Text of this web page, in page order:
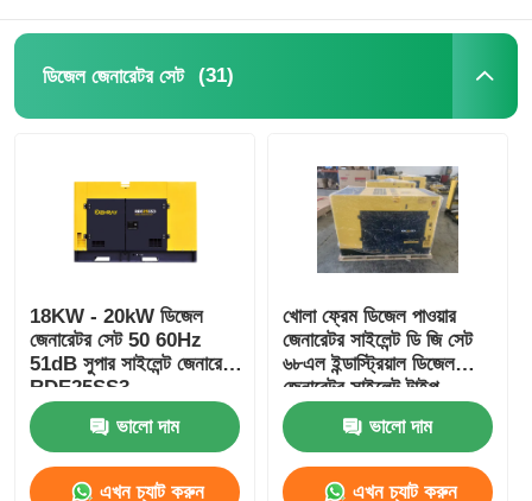
জেনারেটর ডিজেল ইঞ্জিন
নিকাশী জল পাম্প
ডিজেল জেনারেটর সেট (31)
18KW - 20kW ডিজেল
জেনারেটর সেট 50 60Hz
51dB সুপার সাইলেন্ট জেনারেটর
RDE25SS3
ভালো দাম
এখন চ্যাট করুন
খোলা ফ্রেম ডিজেল পাওয়ার
জেনারেটর সাইলেন্ট ডি জি সেট
৬৮এল ইন্ডাস্ট্রিয়াল ডিজেল
জেনারেটর সাইলেন্ট টাইপ
ভালো দাম
এখন চ্যাট করুন